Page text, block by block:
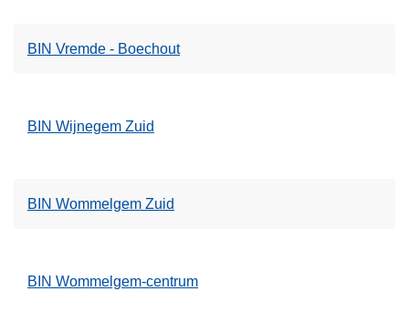
BIN Vremde - Boechout
BIN Wijnegem Zuid
BIN Wommelgem Zuid
BIN Wommelgem-centrum